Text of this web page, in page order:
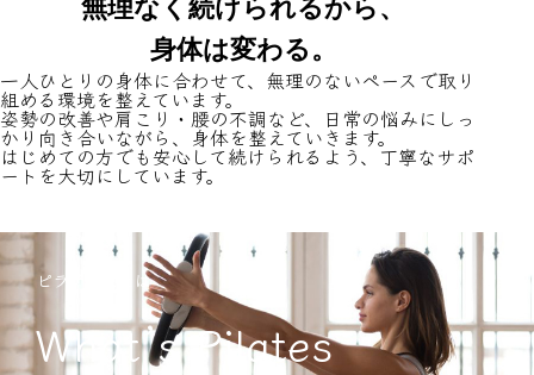
無理なく続けられるから、
身体は変わる。
一人ひとりの身体に合わせて、無理のないペースで取り
組める環境を整えています。
姿勢の改善や肩こり・腰の不調など、日常の悩みにしっ
かり向き合いながら、身体を整えていきます。
はじめての方でも安心して続けられるよう、丁寧なサポ
ートを大切にしています。
ピラティスとは
What’s Pilates